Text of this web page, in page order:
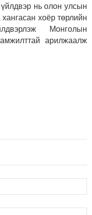
үйлдвэр нь олон улсын
хоёр төрлийн
Монголын
арилжаалж